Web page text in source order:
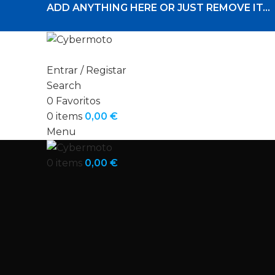
ADD ANYTHING HERE OR JUST REMOVE IT…
Entrar / Registar
Search
0 Favoritos
0 items 0,00 €
Menu
0 items 0,00 €